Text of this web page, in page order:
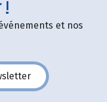
!
et nos